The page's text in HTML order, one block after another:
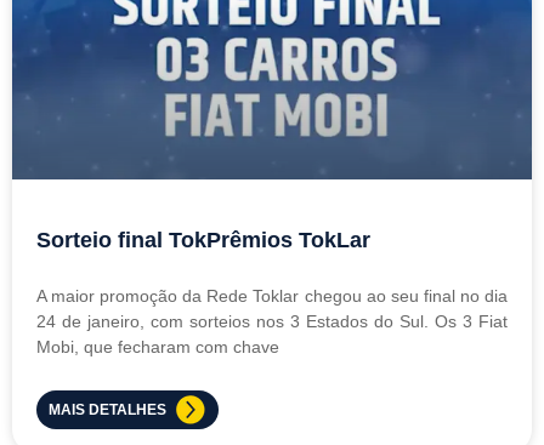
Sorteio final TokPrêmios TokLar
A maior promoção da Rede Toklar chegou ao seu final no dia
24 de janeiro, com sorteios nos 3 Estados do Sul. Os 3 Fiat
Mobi, que fecharam com chave
MAIS DETALHES